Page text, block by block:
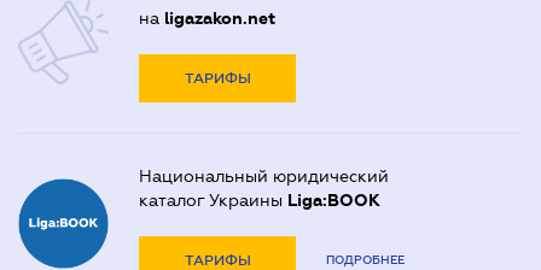
на ligazakon.net
ТАРИФЫ
Национальный юридический
каталог Украины Liga:BOOK
ТАРИФЫ ПОДРОБНЕЕ